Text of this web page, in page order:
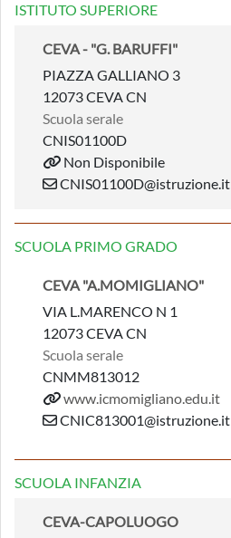
ISTITUTO SUPERIORE
CEVA - "G. BARUFFI"
PIAZZA GALLIANO 3
12073 CEVA CN
Scuola serale
CNIS01100D
Non Disponibile
CNIS01100D@istruzione.it
SCUOLA PRIMO GRADO
CEVA "A.MOMIGLIANO"
VIA L.MARENCO N 1
12073 CEVA CN
Scuola serale
CNMM813012
www.icmomigliano.edu.it
CNIC813001@istruzione.it
SCUOLA INFANZIA
CEVA-CAPOLUOGO